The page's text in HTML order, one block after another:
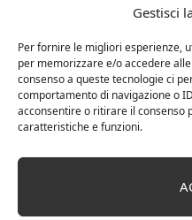
Gestisci
Per fornire le migliori esperienze,
per memorizzare e/o accedere
consenso a queste tecnologie ci
comportamento di navigazione o
acconsentire o ritirare il consenso
caratteristiche e funzioni.
DOT Horeca Solutions
trasparenti monouso